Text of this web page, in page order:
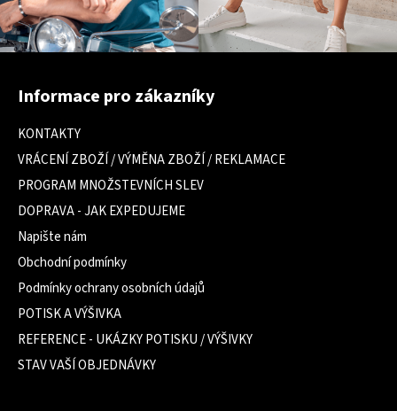
Z
Informace pro zákazníky
KONTAKTY
VRÁCENÍ ZBOŽÍ / VÝMĚNA ZBOŽÍ / REKLAMACE
PROGRAM MNOŽSTEVNÍCH SLEV
DOPRAVA - JAK EXPEDUJEME
Napište nám
Obchodní podmínky
Podmínky ochrany osobních údajů
POTISK A VÝŠIVKA
REFERENCE - UKÁZKY POTISKU / VÝŠIVKY
STAV VAŠÍ OBJEDNÁVKY